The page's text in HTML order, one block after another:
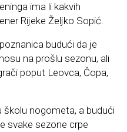
ima li kakvih
Rijeke Željko Sopić.
budući da je
na prošlu sezonu, ali
poput Leovca, Čopa,
nogometa, a budući
svake sezone crpe